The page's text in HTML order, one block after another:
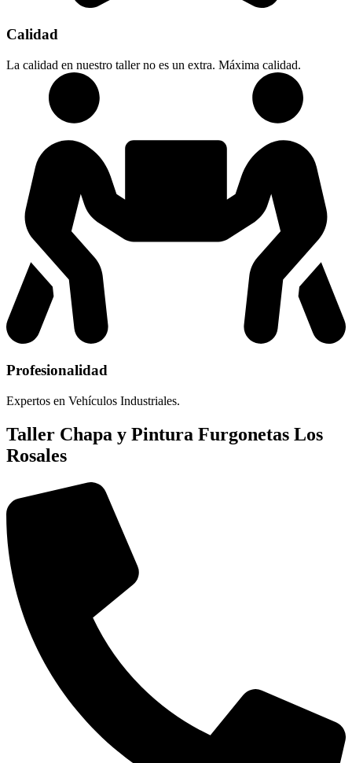
Calidad
La calidad en nuestro taller no es un extra. Máxima calidad.
Profesionalidad
Expertos en Vehículos Industriales.
Taller Chapa y Pintura Furgonetas Los
Rosales